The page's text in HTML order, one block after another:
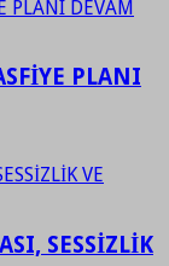
PLANI
SESSİZLİK